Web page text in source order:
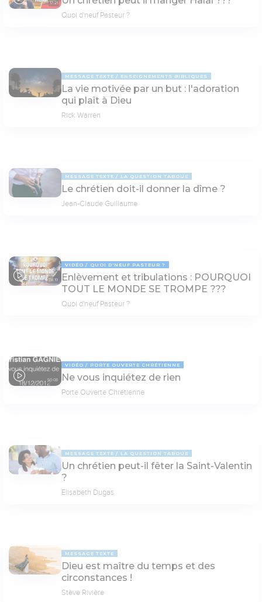
17:21
Quoi d'neuf Pasteur ?
MESSAGE TEXTE ENSEIGNEMENTS BIBLIQUES
La vie motivée par un but : l'adoration
qui plaît à Dieu
Rick Warren
MESSAGE TEXTE LA QUESTION TABOUE
Le chrétien doit-il donner la dîme ?
Jean-Claude Guillaume
78:19
VIDÉO QUOI D'NEUF PASTEUR ?
Enlèvement et tribulations : POURQUOI
TOUT LE MONDE SE TROMPE ???
Quoi d'neuf Pasteur ?
50:08
VIDÉO PORTE OUVERTE CHRÉTIENNE
Ne vous inquiétez de rien
Porte Ouverte Chrétienne
MESSAGE TEXTE LA QUESTION TABOUE
Un chrétien peut-il fêter la Saint-Valentin
?
Elisabeth Dugas
MESSAGE TEXTE
Dieu est maître du temps et des
circonstances !
Stève Rivière